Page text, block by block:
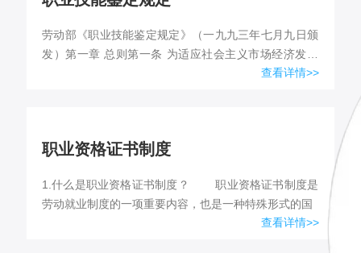
劳动部《职业技能鉴定规定》（一九九三年七月九日颁
发）第一章 总则第一条 为适应社会主义市场经济发展
的需要，进一步完善职业技能鉴定制度，实现职业技能
查看详情>>
职业资格证书制度
1.什么是职业资格证书制度？ 职业资格证书制度是
劳动就业制度的一项重要内容，也是一种特殊形式的国
查看详情>>